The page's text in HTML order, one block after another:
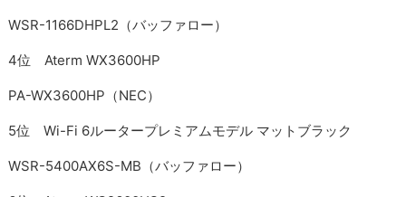
WSR-1166DHPL2（バッファロー）
4位 Aterm WX3600HP
PA-WX3600HP（NEC）
5位 Wi-Fi 6ルータープレミアムモデル マットブラック
WSR-5400AX6S-MB（バッファロー）